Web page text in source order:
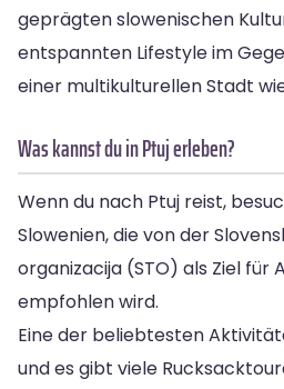
geprägten slowenischen
entspannten Lifestyle im
einer multikulturellen Stadt
Was kannst du in Ptuj erleben?
Wenn du nach Ptuj reist,
Slowenien, die von der
organizacija (STO) als Ziel für
empfohlen wird.
Eine der beliebtesten
und es gibt viele